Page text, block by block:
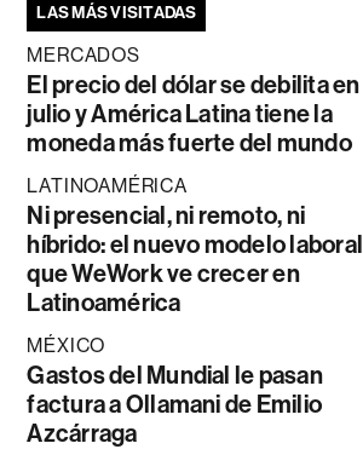
LAS MÁS VISITADAS
MERCADOS
El precio del dólar se debilita en
julio y América Latina tiene la
moneda más fuerte del mundo
LATINOAMÉRICA
Ni presencial, ni remoto, ni
híbrido: el nuevo modelo laboral
que WeWork ve crecer en
Latinoamérica
MÉXICO
Gastos del Mundial le pasan
factura a Ollamani de Emilio
Azcárraga